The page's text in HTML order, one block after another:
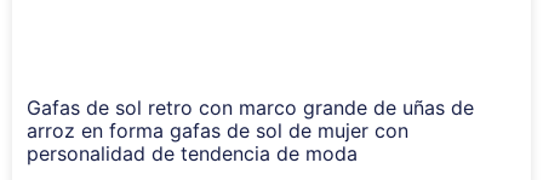
Gafas de sol retro con marco grande de uñas de
arroz en forma gafas de sol de mujer con
personalidad de tendencia de moda